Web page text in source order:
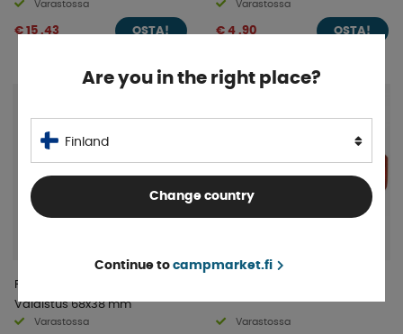
Varastossa
€ 15 .43 OSTA!
Varastossa
€ 4 .90 OSTA!
ProPlus Rekisterikilven
Valaistus 68x38 mm
Varastossa Varastossa
Are you in the right place?
Finland
Change country
Continue to campmarket.fi